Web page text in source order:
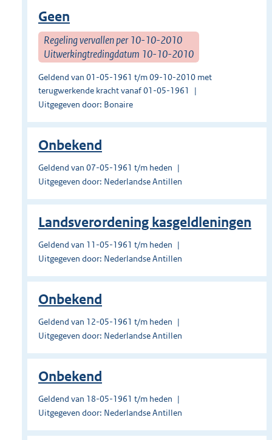
Geen
Regeling vervallen per 10-10-2010
Uitwerkingtredingdatum 10-10-2010
Geldend van 01-05-1961 t/m 09-10-2010 met
terugwerkende kracht vanaf 01-05-1961
Uitgegeven door: Bonaire
Onbekend
Geldend van 07-05-1961 t/m heden
Uitgegeven door: Nederlandse Antillen
Landsverordening kasgeldleningen
Geldend van 11-05-1961 t/m heden
Uitgegeven door: Nederlandse Antillen
Onbekend
Geldend van 12-05-1961 t/m heden
Uitgegeven door: Nederlandse Antillen
Onbekend
Geldend van 18-05-1961 t/m heden
Uitgegeven door: Nederlandse Antillen